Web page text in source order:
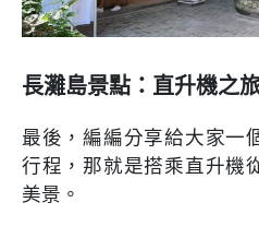
長灘島景點：直升機之
最後，編編分享給大家一
行程，那就是搭乘直升機
美景。